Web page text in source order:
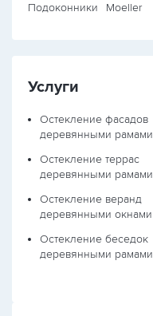
Подоконники
Moeller
Услуги
Остекление фасадов
деревянными рамами
Остекление террас
деревянными рамами
Остекление веранд
деревянными окнами
Остекление беседок
деревянными рамами